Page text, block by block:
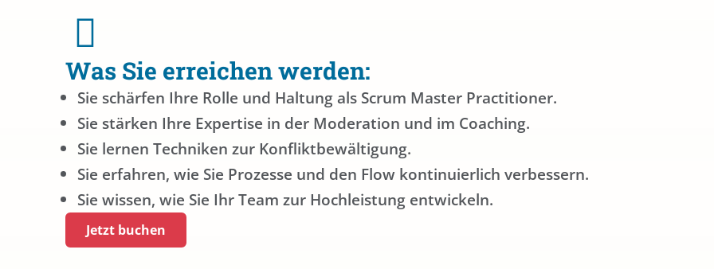
Was Sie erreichen werden:
Sie schärfen Ihre Rolle und Haltung als Scrum Master Practitioner.
Sie stärken Ihre Expertise in der Moderation und im Coaching.
Sie lernen Techniken zur Konfliktbewältigung.
Sie erfahren, wie Sie Prozesse und den Flow kontinuierlich verbessern.
Sie wissen, wie Sie Ihr Team zur Hochleistung entwickeln.
Jetzt buchen